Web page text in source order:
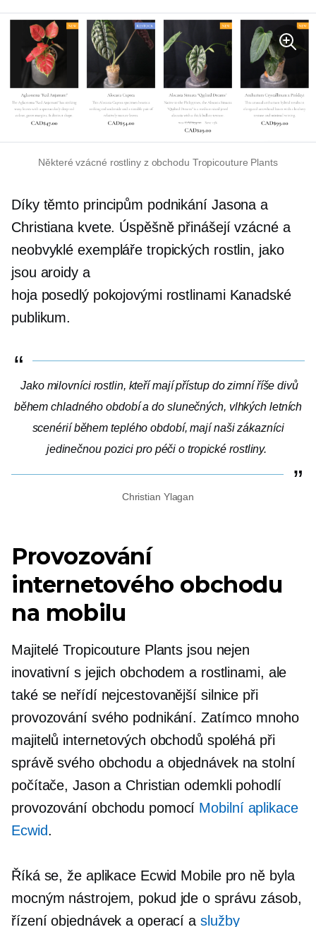
Některé vzácné rostliny z obchodu Tropicouture Plants
Díky těmto principům podnikání Jasona a
Christiana kvete. Úspěšně přinášejí vzácné a
neobvyklé exempláře tropických rostlin, jako
jsou aroidy a
hoja posedlý pokojovými rostlinamiKanadské
publikum.
Jako milovníci rostlin, kteří mají přístup do zimní říše divů
během chladného období a do slunečných, vlhkých letních
scenérií během teplého období, mají naši zákazníci
jedinečnou pozici pro péči o tropické rostliny.
Christian Ylagan
Provozování
internetového obchodu
na mobilu
Majitelé Tropicouture Plants jsou nejen
inovativní s jejich obchodem a rostlinami, ale
také se neřídí nejcestovanější silnice při
provozování svého podnikání. Zatímco mnoho
majitelů internetových obchodů spoléhá při
správě svého obchodu a objednávek na stolní
počítače, Jason a Christian odemkli pohodlí
provozování obchodu pomocí Mobilní aplikace
Ecwid.
Říká se, že aplikace Ecwid Mobile pro ně byla
mocným nástrojem, pokud jde o správu zásob,
řízení objednávek a operací a služby